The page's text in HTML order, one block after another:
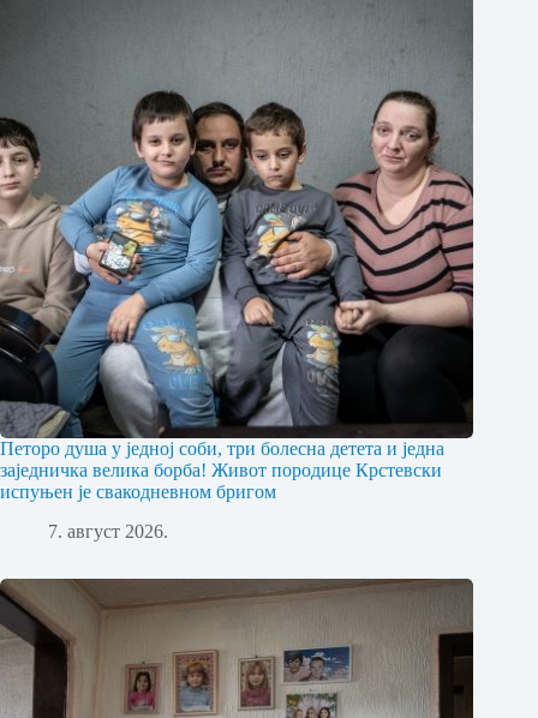
Петоро душа у једној соби, три болесна детета и једна
заједничка велика борба! Живот породице Крстевски
испуњен је свакодневном бригом
7. август 2026.